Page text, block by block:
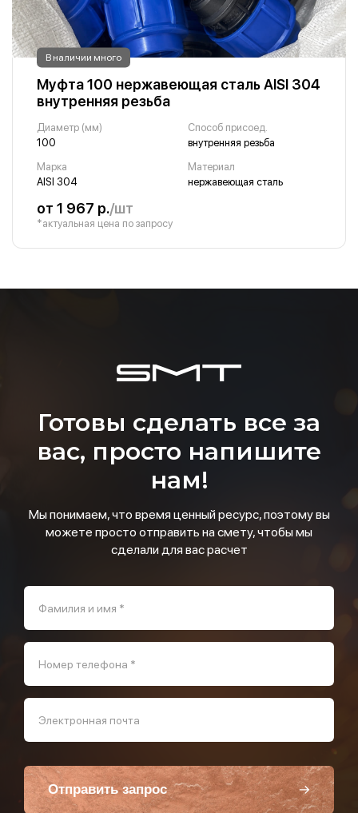
В наличии много
Муфта 100 нержавеющая сталь AISI 304
внутренняя резьба
Диаметр (мм)
100
Способ присоед.
внутренняя резьба
Марка
AISI 304
Материал
нержавеющая сталь
от 1 967 р./шт
*актуальная цена по запросу
Готовы сделать все за
вас, просто напишите
нам!
Мы понимаем, что время ценный ресурс, поэтому вы
можете просто отправить на смету, чтобы мы
сделали для вас расчет
Фамилия и имя *
Номер телефона *
Электронная почта
Отправить запрос